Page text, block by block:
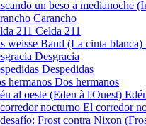
Carancho
Celda 211
Desgracia
Despedidas
Dos hermanos
El corredor